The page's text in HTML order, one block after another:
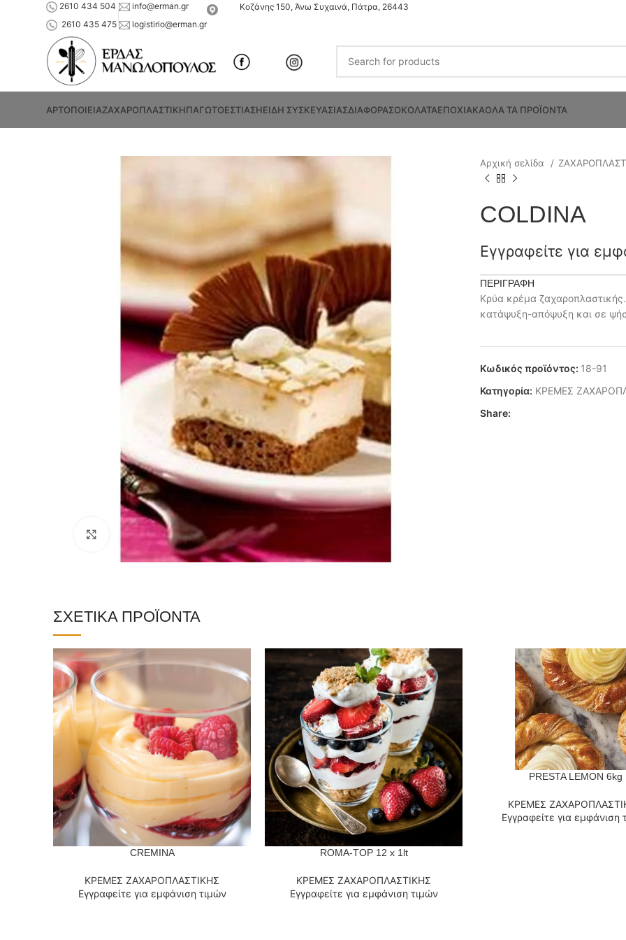
2610 434 504
2610 435 475
info@erman.gr
logistirio@erman.gr
Κοζάνης 150, Άνω Συχαινά, Πάτρα, 26443
ΑΡΤΟΠΟΙΕΙΑΖΑΧΑΡΟΠΛΑΣΤΙΚΗΠΑΓΩΤΟΕΣΤΙΑΣΗΕΙΔΗ ΣΥΣΚΕΥΑΣΙΑΣΔΙΑΦΟΡΑΣΟΚΟΛΑΤΑΕΠΟΧΙΑΚΑΟΛΑ ΤΑ ΠΡΟΪΟΝΤΑ
Click to enlarge
Αρχική σελίδα
COLDINA
Εγγραφείτε για
ΠΕΡΙΓΡΑΦΉ
Κρύα κρέμα
κατάψυξη-απόψυξη και σε
Κωδικός προϊόντος: 18-91
Κατηγορία: ΚΡΕΜΕΣ
Share:
ΣΧΕΤΙΚΆ ΠΡΟΪΌΝΤΑ
ΔΙΑΒΆΣΤΕ ΠΕΡΙΣΣΌΤΕΡΑ
CREMINA
ΚΡΕΜΕΣ ΖΑΧΑΡΟΠΛΑΣΤΙΚΗΣ
Εγγραφείτε για εμφάνιση τιμών
ΔΙΑΒΆΣΤΕ ΠΕΡΙΣΣΌΤΕΡΑ
ROMA-TOP 12 x 1lt
ΚΡΕΜΕΣ ΖΑΧΑΡΟΠΛΑΣΤΙΚΗΣ
Εγγραφείτε για εμφάνιση τιμών
ΔΙΑΒΆΣΤΕ ΠΕΡΙΣΣΌΤΕΡΑ
PRESTA LEMON 6kg
ΚΡΕΜΕΣ
Εγγραφείτε για εμφάνιση